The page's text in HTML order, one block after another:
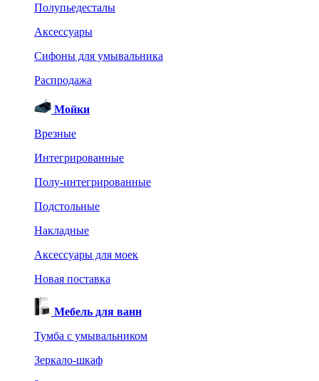
Полупьедесталы
Аксессуары
Сифоны для умывальника
Распродажа
Мойки
Врезные
Интегрированные
Полу-интегрированные
Подстольные
Накладные
Аксессуары для моек
Новая поставка
Мебель для ванн
Тумба с умывальником
Зеркало-шкаф